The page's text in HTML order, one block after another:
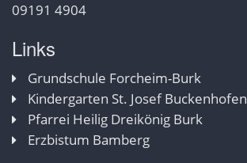
09191 4904
Links
Grundschule Forcheim-Burk
Kindergarten St. Josef Buckenhofen
Pfarrei Heilig Dreikönig Burk
Erzbistum Bamberg